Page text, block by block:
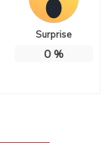
Surprise
0%